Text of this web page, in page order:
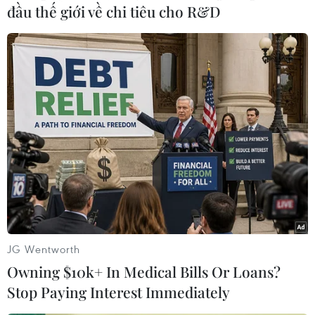
sự dẫn tới hậu quảnghiêm trọng, và còn nhiều
chứng cứ cho thấy sự liên quan của ông này
trong cáchành vi phạm pháp khác./.
(TTXVN)
đầu thế giới về chi tiêu cho R&D
JG Wentworth
Owning $10k+ In Medical Bills Or Loans?
Stop Paying Interest Immediately